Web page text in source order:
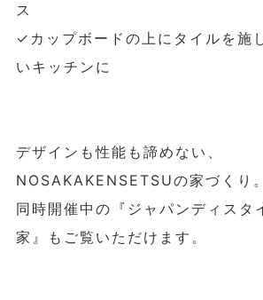
ス
✓カップボードの上にタイルを施
いキッチンに
デザインも性能も諦めない、
NOSAKAKENSETSUの家づくり。
同時開催中の『ジャパンディスタ
家』もご覧いただけます。